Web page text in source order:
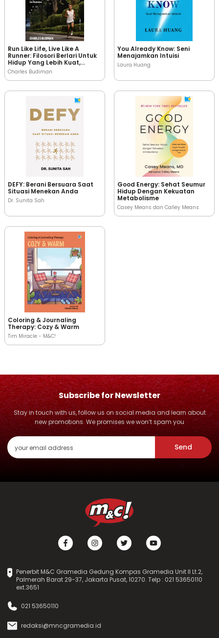
Run Like Life, Live Like A
Runner: Filosori Berlari Untuk
Hidup Yang Lebih Kuat,
Tangguh, Dan Bermakna
Charles Budiman
You Already Know: Seni
Menajamkan Intuisi
Laura Huang
DEFY: Berani Bersuara Saat
Situasi Menekan Anda
Dr. Sunita Sah
Good Energy: Sehat Seumur
Hidup Dengan Kekuatan
Metabolisme
Casey Means dan Calley Means
Coloring & Journaling
Therapy: Cozy & Warm
Tim Miracle - M&C!
Subscribe for Newsletter
Stay in touch with us, follow us on social media and learn about
new promotions. We promises we won’t spam you
Send
Penerbit M&C Gramedia Gedung Kompas Gramedia Unit II Lt.2,
Palmerah Barat 29-37, Jakarta Pusat, 10270. Telp : 021 53650110
ext.3651
021 53650110
redaksi@mncgramedia.id